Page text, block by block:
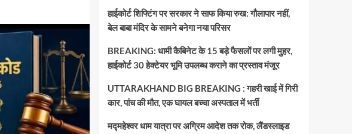
हाईकोर्ट शिफ्टिंग पर सरकार ने साफ किया रुख: गौलापार नहीं,
बेल बाबा मंदिर के सामने बनेगा नया परिसर
BREAKING: धामी कैबिनेट के 15 बड़े फैसलों पर लगी मुहर,
हाईकोर्ट 30 हेक्टेयर भूमि उपलब्ध कराने का प्रस्ताव मंजूर
UTTARAKHAND BIG BREAKING : गहरी खाई में गिरी
कार, पांच की मौत, एक घायल बच्चा अस्पताल में भर्ती
मद्महेश्वर धाम यात्रा पर अग्रिम आदेश तक रोक, लैंडस्लाइड